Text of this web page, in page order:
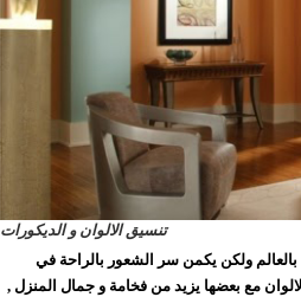
تنسيق الالوان و الديكورات
ولكن يكمن سر الشعور بالراحة في
مع بعضها يزيد من فخامة و جمال المنزل ,